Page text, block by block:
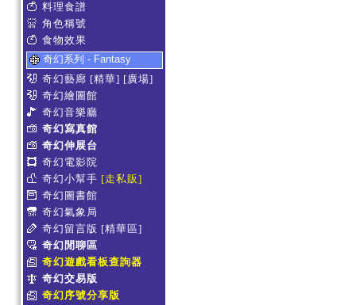
料理食譜
角色稱號
食物效果
奇幻系列 - Fantasy
奇幻藝廊 [精華] [廣場]
奇幻繪圖館
奇幻音樂廳
奇幻寫真館
奇幻伸展台
奇幻電影院
奇幻小幫手 [走私販]
奇幻圖書館
奇幻氣象局
奇幻留言版 [精華區]
奇幻閒聊區
奇幻遊戲看板查詢器
奇幻交易版
奇幻序號分享版